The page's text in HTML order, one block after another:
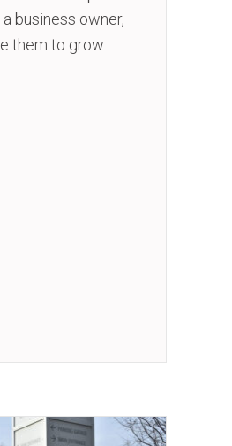
a business owner,
them to grow…